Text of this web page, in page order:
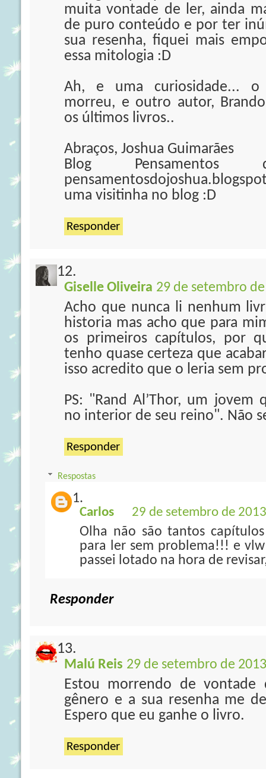
muita vontade de ler, ainda
de puro conteúdo e por ter
sua resenha, fiquei mais
essa mitologia :D
Ah, e uma curiosidade... o
morreu, e outro autor,
os últimos livros..
Abraços, Joshua Guimarães
Blog
uma visitinha no blog :D
Responder
Giselle Oliveira 29 de setembro
Acho que nunca li nenhum
historia mas acho que para
os primeiros capítulos, por
tenho quase certeza que
isso acredito que o leria sem
PS: "Rand Al’Thor, um jovem
no interior de seu reino". Não
Responder
Respostas
Carlos 29 de setembro de
Olha não são tantos
para ler sem problema!!! e
passei lotado na hora de
Responder
Malú Reis 29 de setembro de
Estou morrendo de
gênero e a sua resenha me
Espero que eu ganhe o livro.
Responder